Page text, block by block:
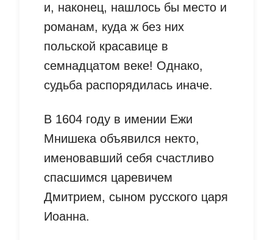
и, наконец, нашлось бы место и
романам, куда ж без них
польской красавице в
семнадцатом веке! Однако,
судьба распорядилась иначе.
В 1604 году в имении Ежи
Мнишека объявился некто,
именовавший себя счастливо
спасшимся царевичем
Дмитрием, сыном русского царя
Иоанна.